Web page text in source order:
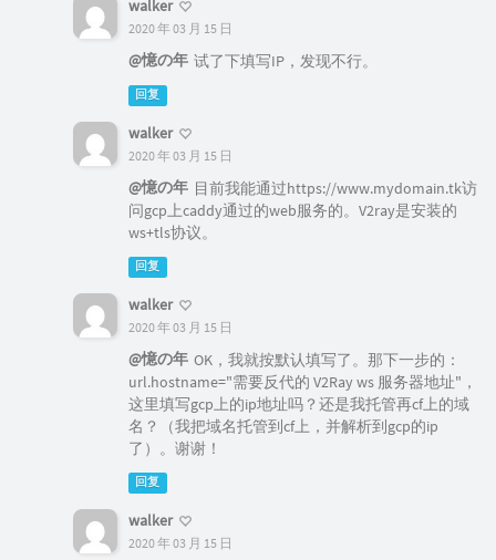
walker
2020 年 03 月 15 日
@憶の年 试了下填写IP，发现不行。
回复
walker
2020 年 03 月 15 日
@憶の年 目前我能通过https://www.mydomain.tk访
问gcp上caddy通过的web服务的。V2ray是安装的
ws+tls协议。
回复
walker
2020 年 03 月 15 日
@憶の年 OK，我就按默认填写了。那下一步的：
url.hostname="需要反代的 V2Ray ws 服务器地址"，
这里填写gcp上的ip地址吗？还是我托管再cf上的域
名？（我把域名托管到cf上，并解析到gcp的ip
了）。谢谢！
回复
walker
2020 年 03 月 15 日